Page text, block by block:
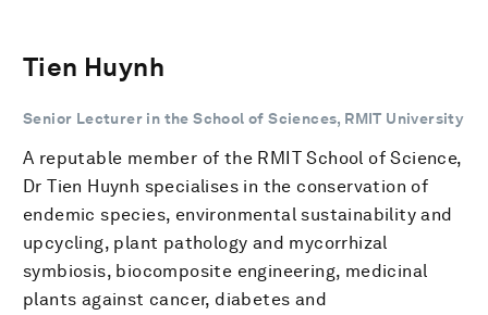
Tien Huynh
Senior Lecturer in the School of Sciences, RMIT University
A reputable member of the RMIT School of Science,
Dr Tien Huynh specialises in the conservation of
endemic species, environmental sustainability and
upcycling, plant pathology and mycorrhizal
symbiosis, biocomposite engineering, medicinal
plants against cancer, diabetes and